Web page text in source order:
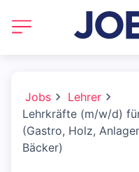
Jobs
Lehrer
Lehrkräfte (m/w/d)
(Gastro, Holz,
Bäcker)